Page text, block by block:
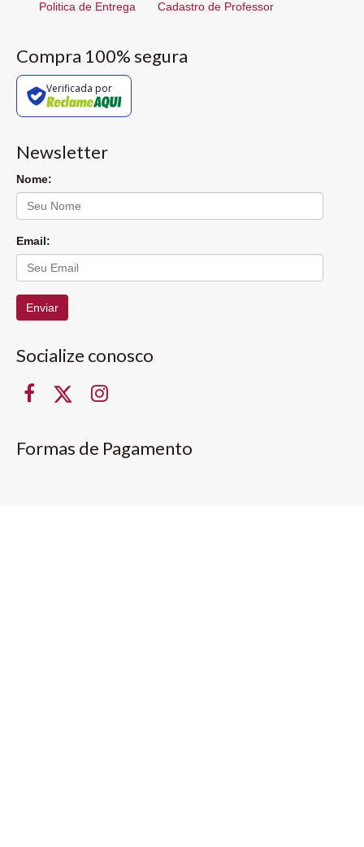
Politica de Entrega Cadastro de Professor
Compra 100% segura
Verificada por
Newsletter
Nome:
Email:
Enviar
Socialize conosco
Formas de Pagamento